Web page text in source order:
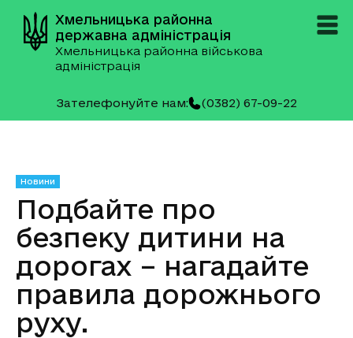
Хмельницька районна
державна адміністрація
Хмельницька районна військова
адміністрація
Зателефонуйте нам: (0382) 67-09-22
Новини
Подбайте про
безпеку дитини на
дорогах – нагадайте
правила дорожнього
руху.